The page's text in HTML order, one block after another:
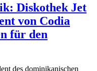
Diskothek Jet
von Codia
für den
des dominikanischen